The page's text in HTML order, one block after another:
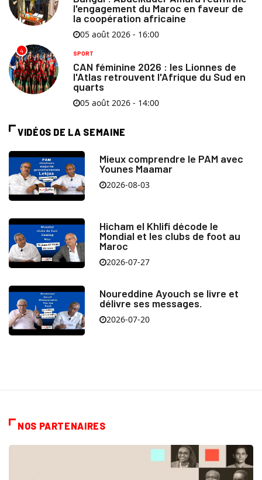
l'engagement du Maroc en faveur de
la coopération africaine
05 août 2026 - 16:00
4 SPORT
CAN féminine 2026 : les Lionnes de
l'Atlas retrouvent l'Afrique du Sud en
quarts
05 août 2026 - 14:00
VIDÉOS DE LA SEMAINE
Mieux comprendre le PAM avec
Younes Maamar
2026-08-03
Hicham el Khlifi décode le
Mondial et les clubs de foot au
Maroc
2026-07-27
Noureddine Ayouch se livre et
délivre ses messages.
2026-07-20
NOS PARTENAIRES